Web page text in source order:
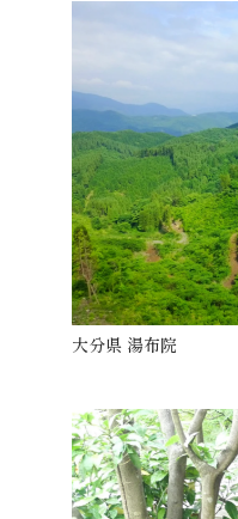
大分県 湯布院